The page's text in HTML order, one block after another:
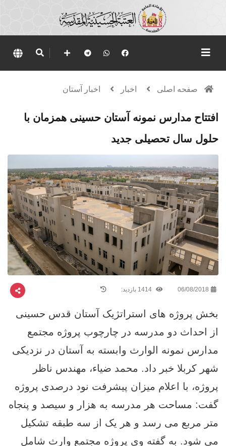
صفحه اصلی اخبار اخبار آستان
افتتاح مدارس نمونه آستان حسینی همزمان با
حلول سال تحصیلی جدید
06/08/2018
بخش پروژه های استراتژیک آستان قدس حسینی
از احداث دو مدرسه در چارچوب پروژه مجتمع
مدارس نمونه الوارث وابسته به آستان در نزدیکی
شهر کربلا خبر داد. محمد ضياء، مهندس ناظر
پروژه، با اعلام میزان پیشرفت نود درصدی پروژه
گفت: مساحت هر مدرسه به هزار و سیصد و پنجاه
متر مربع می رسد و هر یک از سه طبقه تشکیل
می شود. به گفته وی پروژه مجتمع وارث شامل